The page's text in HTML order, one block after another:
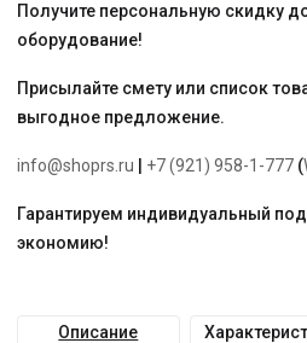
Получите персональную скидку
оборудование!
Присылайте смету или список
выгодное предложение.
info@shoprs.ru +7 (921) 958-1-777 (
Гарантируем индивидуальный
экономию!
Описание